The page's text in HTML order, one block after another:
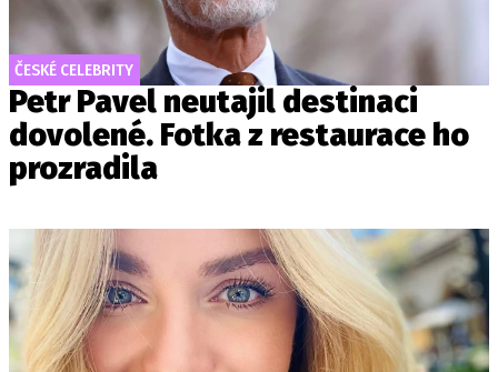
ČESKÉ CELEBRITY
Petr Pavel neutajil destinaci
dovolené. Fotka z restaurace ho
prozradila